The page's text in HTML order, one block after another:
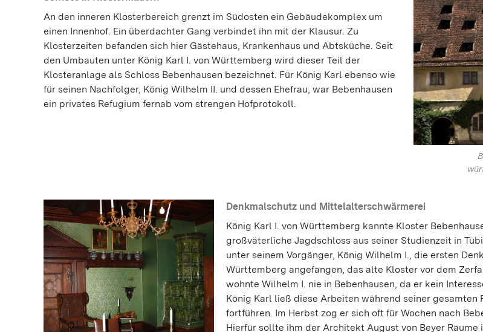
An den inneren Klosterbereich grenzt im Südosten ein Gebäudekomplex um
einen Innenhof. Ein überdachter Gang verbindet ihn mit der Klausur. Zu
Klosterzeiten befanden sich hier Gästehaus, Krankenhaus und Abtsküche. Seit
den Umbauten unter König Karl I. von Württemberg wird dieser Teil der
Klosteranlage als Schloss Bebenhausen bezeichnet. Für König Karl ebenso wie
für seinen Nachfolger, König Wilhelm II. und dessen Ehefrau, war Bebenhausen
ein privates Refugium fernab vom strengen Hofprotokoll.
Denkmalschutz und Mittelalterschwärmerei
König Karl I. von Württemberg kannte Kloster
großväterliche Jagdschloss aus seiner Studienzeit in
unter seinem Vorgänger, König Wilhelm I., die ersten
Württemberg angefangen, das alte Kloster vor dem
wohnte Wilhelm I. nie in Bebenhausen, da er kein
König Karl ließ diese Arbeiten während seiner gesamten
fortführen. Im Herbst zog er sich oft für Wochen nach
Hierfür sollte ihm der Architekt August von Beyer